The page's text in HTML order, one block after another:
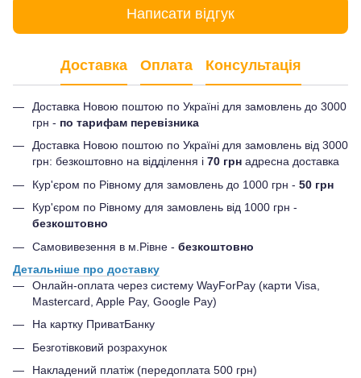
Написати відгук
Доставка Оплата Консультація
Доставка Новою поштою по Україні для замовлень до 3000
грн - по тарифам перевізника
Доставка Новою поштою по Україні для замовлень від 3000
грн: безкоштовно на відділення і 70 грн адресна доставка
Кур'єром по Рівному для замовлень до 1000 грн - 50 грн
Кур'єром по Рівному для замовлень від 1000 грн -
безкоштовно
Самовивезення в м.Рівне - безкоштовно
Детальніше про доставку
Онлайн-оплата через систему WayForPay (карти Visa,
Mastercard, Apple Pay, Google Pay)
На картку ПриватБанку
Безготівковий розрахунок
Накладений платіж (передоплата 500 грн)